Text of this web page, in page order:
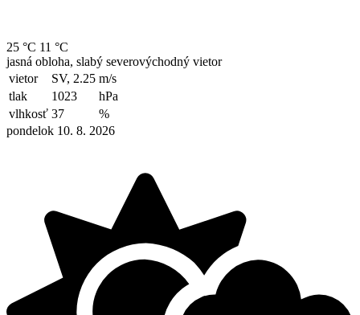
25 °C 11 °C
jasná obloha, slabý severovýchodný vietor
vietor
SV, 2.25 m/s
tlak
1023
hPa
vlhkosť 37
%
pondelok 10. 8. 2026